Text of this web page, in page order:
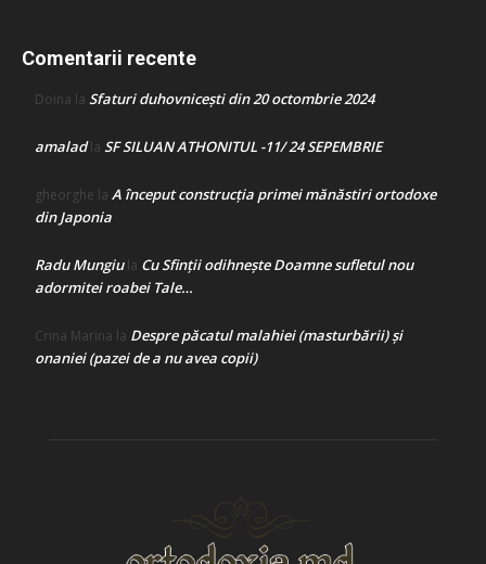
Comentarii recente
Doina la Sfaturi duhovnicești din 20 octombrie 2024
amaladla SF SILUAN ATHONITUL -11/ 24 SEPEMBRIE
gheorghe la A început construcţia primei mănăstiri ortodoxe
din Japonia
Radu Mungiula Cu Sfinții odihnește Doamne sufletul nou
adormitei roabei Tale…
Crina Marina la Despre păcatul malahiei (masturbării) şi
onaniei (pazei de a nu avea copii)